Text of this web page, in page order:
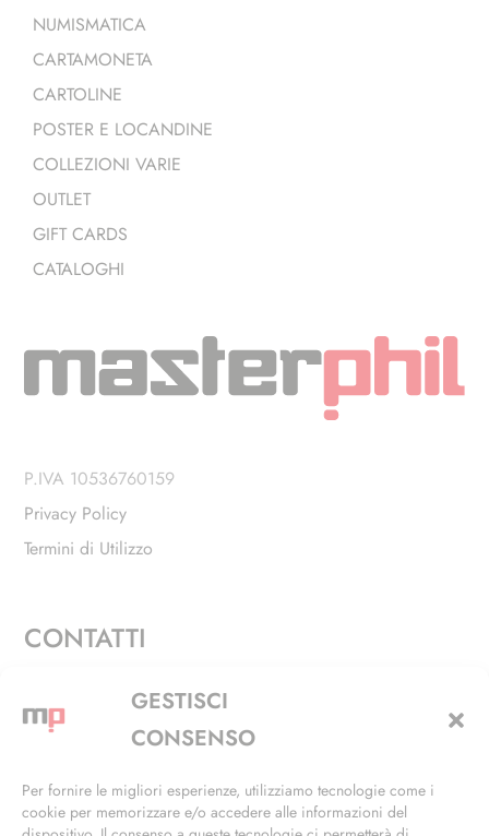
GESTISCI
CONSENSO
Per fornire le migliori esperienze, utilizziamo tecnologie come i
cookie per memorizzare e/o accedere alle informazioni del
NUMISMATICA
CARTAMONETA
CARTOLINE
POSTER E LOCANDINE
COLLEZIONI VARIE
OUTLET
GIFT CARDS
CATALOGHI
P.IVA 10536760159
Privacy Policy
Termini di Utilizzo
CONTATTI
Via Alfieri, 27 - Trezzano Sul Naviglio (MI)
+39 02 4846 3155
info@masterphil.it